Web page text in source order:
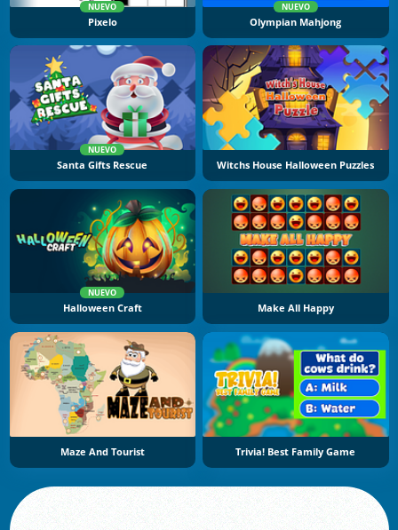
NUEVO
Pixelo
NUEVO
Olympian Mahjong
NUEVO
Santa Gifts Rescue Witchs House Halloween Puzzles
NUEVO
Halloween Craft Make All Happy
Maze And Tourist Trivia! Best Family Game